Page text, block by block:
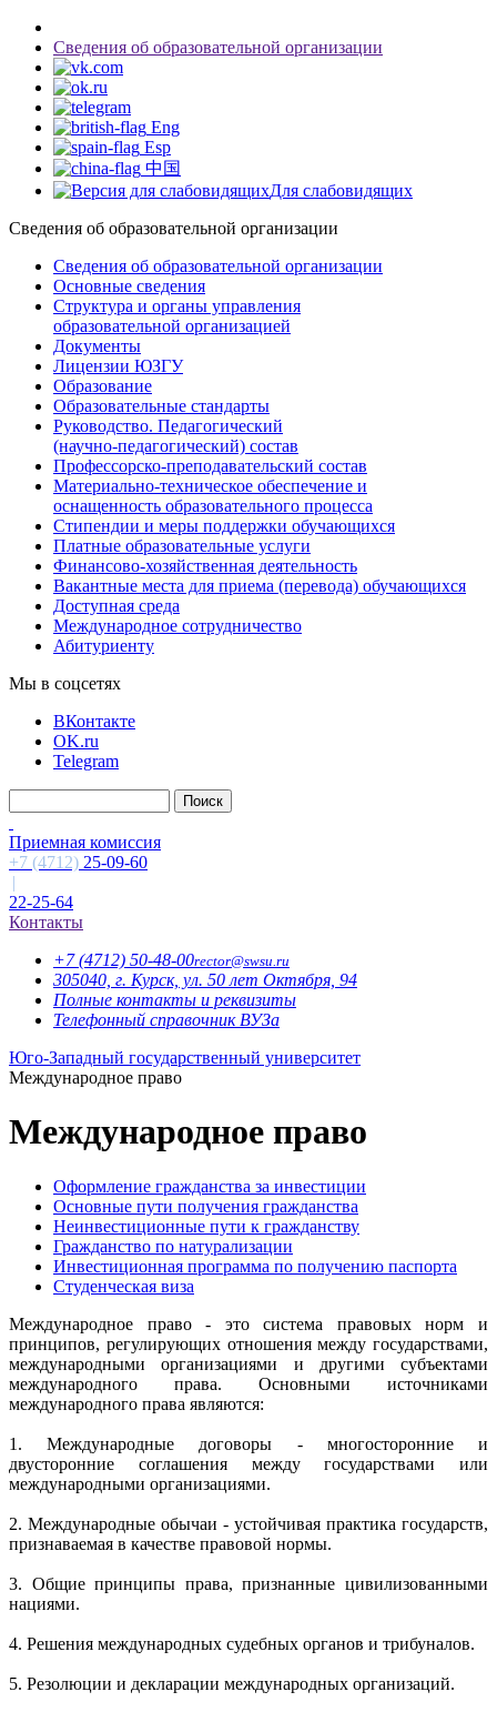
Сведения об образовательной организации
Eng
Esp
中国
Для слабовидящих
Сведения об образовательной организации
Сведения об образовательной организации
Основные сведения
Структура и органы управления
образовательной организацией
Документы
Лицензии ЮЗГУ
Образование
Образовательные стандарты
Руководство. Педагогический
(научно-педагогический) состав
Профессорско-преподавательский состав
Материально-техническое обеспечение и
оснащенность образовательного процесса
Стипендии и меры поддержки обучающихся
Платные образовательные услуги
Финансово-хозяйственная деятельность
Вакантные места для приема (перевода) обучающихся
Доступная среда
Международное сотрудничество
Абитуриенту
Мы в соцсетях
ВКонтакте
OK.ru
Telegram
Приемная комиссия
+7 (4712) 25-09-60
|
22-25-64
Контакты
+7 (4712) 50-48-00rector@swsu.ru
305040, г. Курск, ул. 50 лет Октября, 94
Полные контакты и реквизиты
Телефонный справочник ВУЗа
Юго-Западный государственный университет
Международное право
Международное право
Оформление гражданства за инвестиции
Основные пути получения гражданства
Неинвестиционные пути к гражданству
Гражданство по натурализации
Инвестиционная программа по получению паспорта
Студенческая виза
Международное право - это система правовых норм и
принципов, регулирующих отношения между государствами,
международными организациями и другими субъектами
международного права. Основными источниками
международного права являются:
1. Международные договоры - многосторонние и
двусторонние соглашения между государствами или
международными организациями.
2. Международные обычаи - устойчивая практика государств,
признаваемая в качестве правовой нормы.
3. Общие принципы права, признанные цивилизованными
нациями.
4. Решения международных судебных органов и трибуналов.
5. Резолюции и декларации международных организаций.